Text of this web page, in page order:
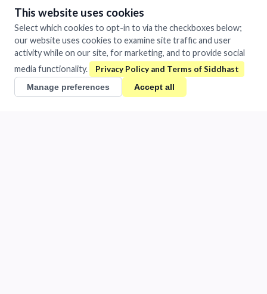
+91 884-009-1424/0510-401-2932
support@siddhast.com
About
Values & Purpose
Leadership
This website uses cookies
Select which cookies to opt-in to via the checkboxes below;
our website uses cookies to examine site traffic and user
activity while on our site, for marketing, and to provide social
media functionality.
Manage preferences Accept all